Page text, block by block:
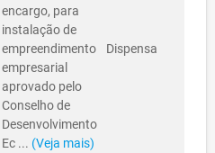
encargo, para
instalação de
empreendimento
empresarial
aprovado pelo
Conselho de
Desenvolvimento
Ec ... (Veja mais)
Dispensa